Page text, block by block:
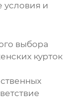
условия и
выбора
курток